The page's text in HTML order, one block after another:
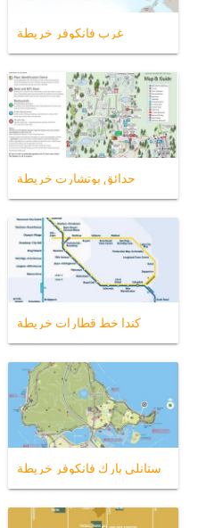
غرب فانكوفر خريطة
حدائق بوتشارت خريطة
كندا خط قطارات خريطة
ستانلي بارك فانكوفر خريطة